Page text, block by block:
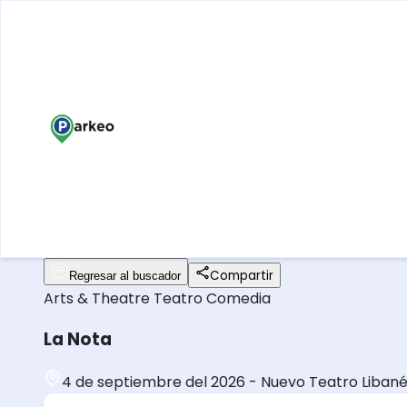
Regresar al buscador Compartir
Arts & Theatre TeatroComedia
La Nota
4 de septiembre del 2026 - Nuevo Teatro